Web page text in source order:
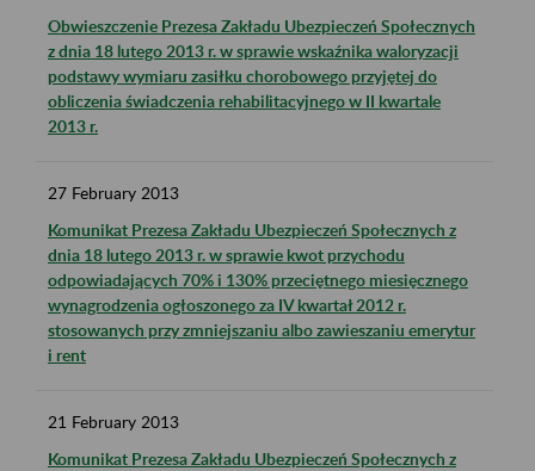
Obwieszczenie Prezesa Zakładu Ubezpieczeń Społecznych
z dnia 18 lutego 2013 r. w sprawie wskaźnika waloryzacji
podstawy wymiaru zasiłku chorobowego przyjętej do
obliczenia świadczenia rehabilitacyjnego w II kwartale
2013 r.
27 February 2013
Komunikat Prezesa Zakładu Ubezpieczeń Społecznych z
dnia 18 lutego 2013 r. w sprawie kwot przychodu
odpowiadających 70% i 130% przeciętnego miesięcznego
wynagrodzenia ogłoszonego za IV kwartał 2012 r.
stosowanych przy zmniejszaniu albo zawieszaniu emerytur
i rent
21 February 2013
Komunikat Prezesa Zakładu Ubezpieczeń Społecznych z